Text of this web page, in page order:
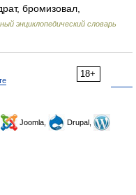
бромизовал,
энциклопедический словарь
18+
Joomla,
Drupal,